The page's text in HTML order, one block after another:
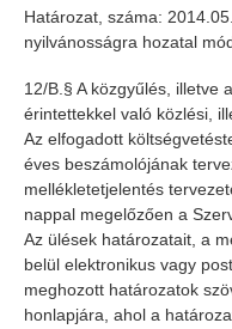
Határozat, száma:
nyilvánosságra hozatal
12/B.§ A közgyűlés, illetve
érintettekkel való közlési,
Az elfogadott
éves beszámolójának
mellékletetjelentés
nappal megelőzően a
Az ülések határozatait, a
belül elektronikus vagy
meghozott határozatok
honlapjára, ahol a